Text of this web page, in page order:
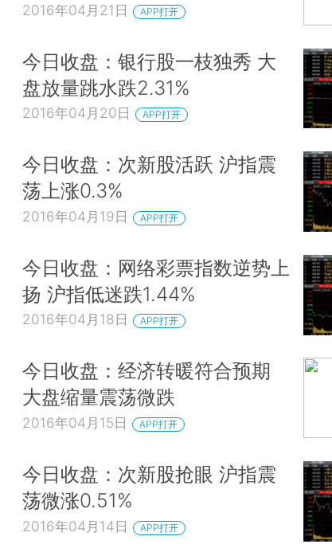
2016年04月21日 APP打开
今日收盘：银行股一枝独秀 大
盘放量跳水跌2.31%
2016年04月20日 APP打开
今日收盘：次新股活跃 沪指震
荡上涨0.3%
2016年04月19日 APP打开
今日收盘：网络彩票指数逆势上
扬 沪指低迷跌1.44%
2016年04月18日 APP打开
今日收盘：经济转暖符合预期
大盘缩量震荡微跌
2016年04月15日 APP打开
今日收盘：次新股抢眼 沪指震
荡微涨0.51%
2016年04月14日 APP打开